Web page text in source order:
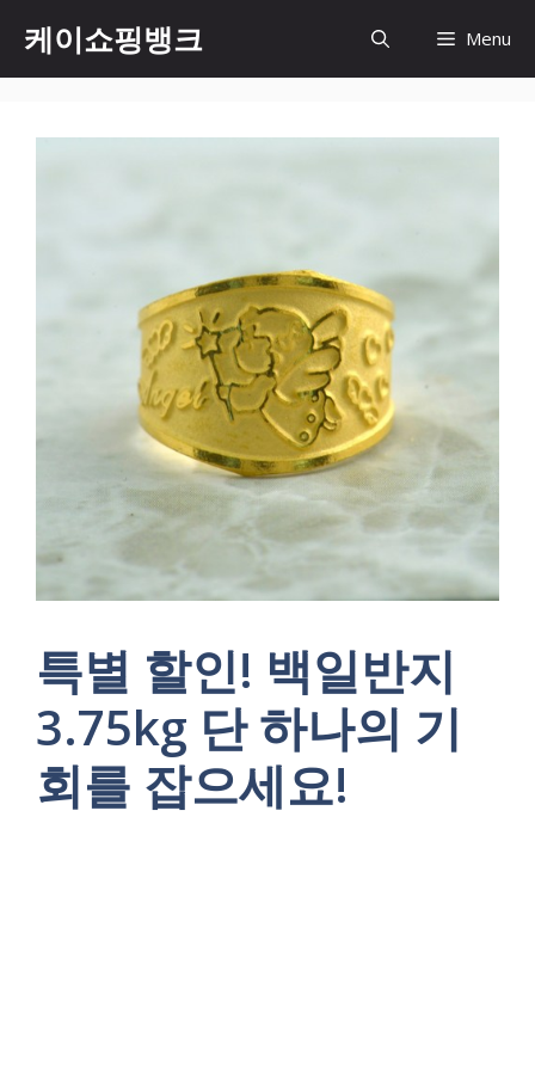
content
케이쇼핑뱅크 Menu
특별 할인! 백일반지
3.75kg 단 하나의 기
회를 잡으세요!